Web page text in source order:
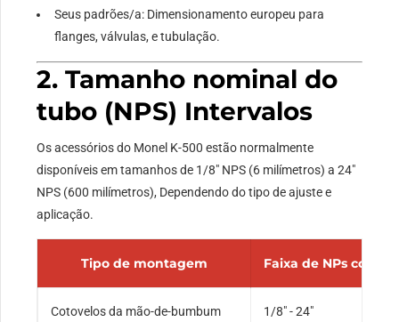
Seus padrões/a: Dimensionamento europeu para
flanges, válvulas, e tubulação.
2. Tamanho nominal do
tubo (NPS) Intervalos
Os acessórios do Monel K-500 estão normalmente
disponíveis em tamanhos de 1/8″ NPS (6 milímetros) a 24″
NPS (600 milímetros), Dependendo do tipo de ajuste e
aplicação.
Tipo de montagem Faixa de NPs
Cotovelos da mão-de-bumbum 1/8″ - 24″